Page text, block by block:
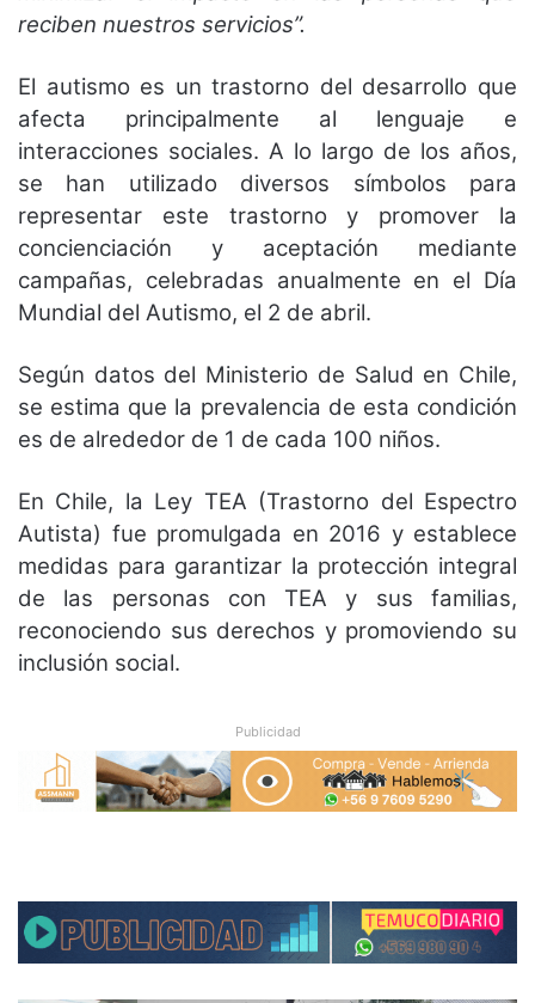
reciben nuestros servicios”.
El autismo es un trastorno del desarrollo que
afecta principalmente al lenguaje e
interacciones sociales. A lo largo de los años,
se han utilizado diversos símbolos para
representar este trastorno y promover la
concienciación y aceptación mediante
campañas, celebradas anualmente en el Día
Mundial del Autismo, el 2 de abril.
Según datos del Ministerio de Salud en Chile,
se estima que la prevalencia de esta condición
es de alrededor de 1 de cada 100 niños.
En Chile, la Ley TEA (Trastorno del Espectro
Autista) fue promulgada en 2016 y establece
medidas para garantizar la protección integral
de las personas con TEA y sus familias,
reconociendo sus derechos y promoviendo su
inclusión social.
Publicidad